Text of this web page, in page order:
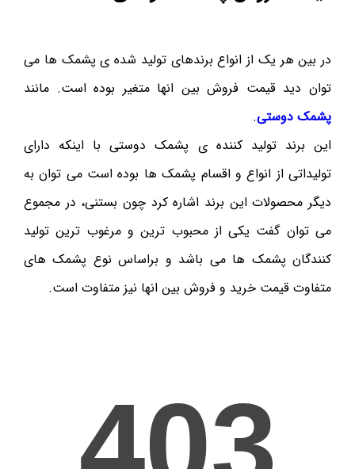
در بین هر یک از انواع برندهای تولید شده ی پشمک ها می
توان دید قیمت فروش بین انها متغیر بوده است. مانند
پشمک دوستی.
این برند تولید کننده ی پشمک دوستی با اینکه دارای
تولیداتی از انواع و اقسام پشمک ها بوده است می توان به
دیگر محصولات این برند اشاره کرد چون بستنی، در مجموع
می توان گفت یکی از محبوب ترین و مرغوب ترین تولید
کنندگان پشمک ها می باشد و براساس نوع پشمک های
متفاوت قیمت خرید و فروش بین انها نیز متفاوت است.